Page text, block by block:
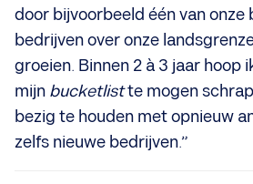
door bijvoorbeeld één van onze
bedrijven over onze
groeien. Binnen 2 à 3 jaar hoop
mijn bucketlistte mogen
bezig te houden met opnieuw
zelfs nieuwe bedrijven.”